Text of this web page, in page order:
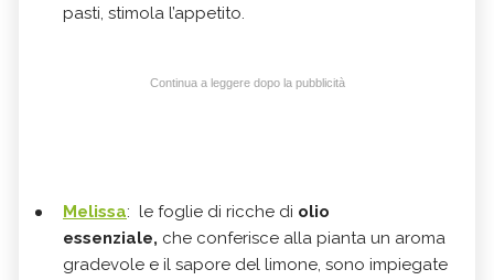
pasti, stimola l’appetito.
Continua a leggere dopo la pubblicità
Melissa: le foglie di ricche di olio
essenziale, che conferisce alla pianta un aroma
gradevole e il sapore del limone, sono impiegate